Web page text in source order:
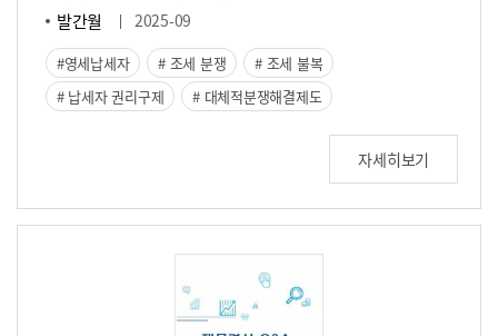
발간월 2025-09
영세납세자 조세 분쟁
조세 불복
납세자 권리구제
대체적분쟁해결제도
자세히보기